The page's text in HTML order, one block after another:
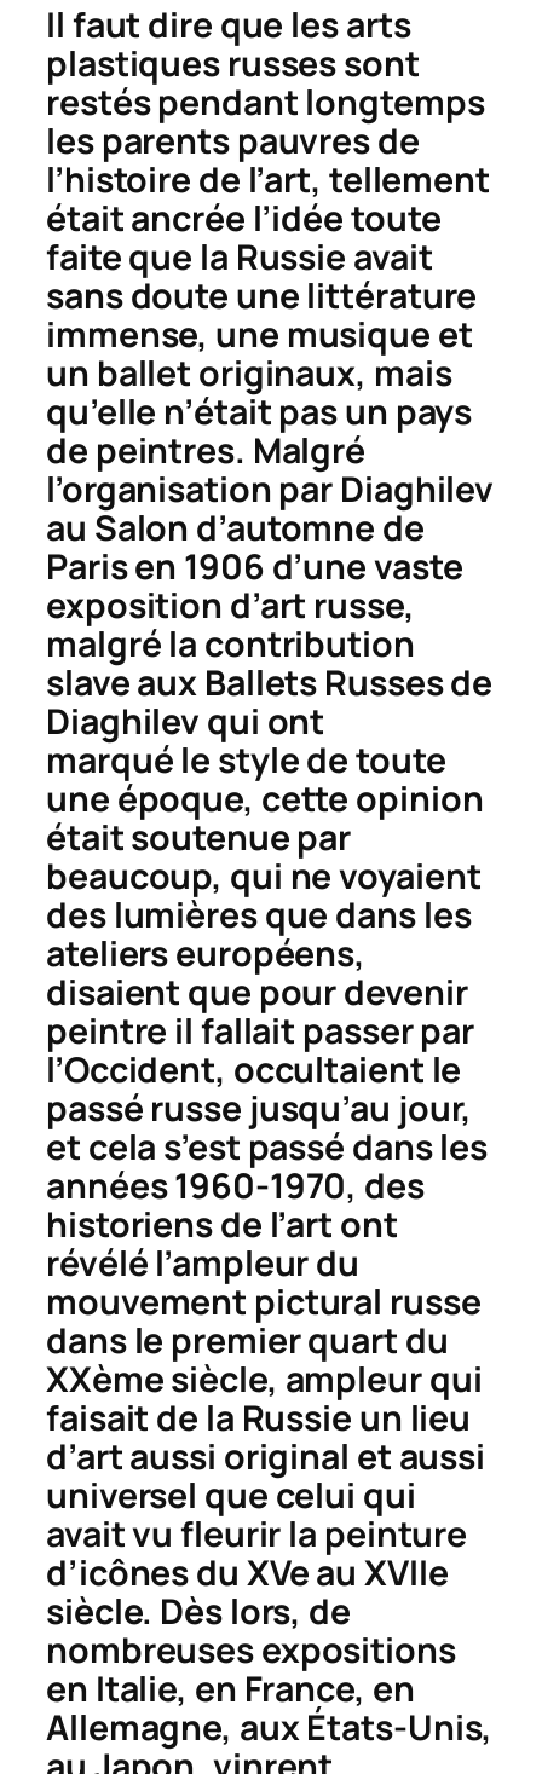
Il faut dire que les arts
plastiques russes sont
restés pendant longtemps
les parents pauvres de
l’histoire de l’art, tellement
était ancrée l’idée toute
faite que la Russie avait
sans doute une littérature
immense, une musique et
un ballet originaux, mais
qu’elle n’était pas un pays
de peintres. Malgré
l’organisation par Diaghilev
au Salon d’automne de
Paris en 1906 d’une vaste
exposition d’art russe,
malgré la contribution
slave aux Ballets Russes de
Diaghilev qui ont
marqué le style de toute
une époque, cette opinion
était soutenue par
beaucoup, qui ne voyaient
des lumières que dans les
ateliers européens,
disaient que pour devenir
peintre il fallait passer par
l’Occident, occultaient le
passé russe jusqu’au jour,
et cela s’est passé dans les
années 1960-1970, des
historiens de l’art ont
révélé l’ampleur du
mouvement pictural russe
dans le premier quart du
XXème siècle, ampleur qui
faisait de la Russie un lieu
d’art aussi original et aussi
universel que celui qui
avait vu fleurir la peinture
d’icônes du XVe au XVIIe
siècle. Dès lors, de
nombreuses expositions
en Italie, en France, en
Allemagne, aux États-Unis,